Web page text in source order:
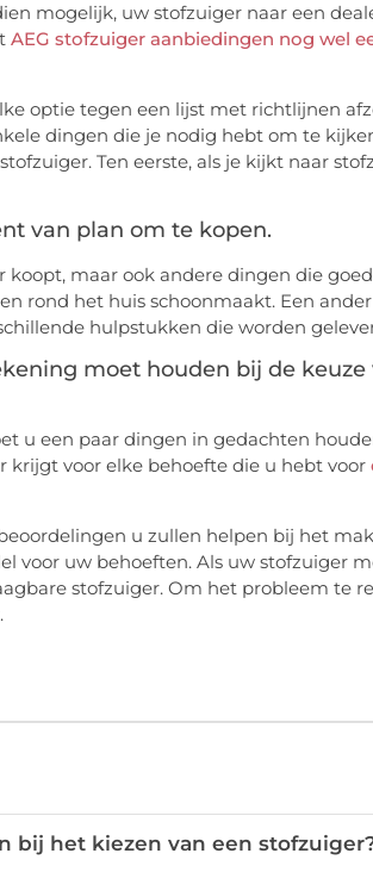
mogelijk, uw stofzuiger naar een
AEG stofzuiger aanbiedingen nog wel
optie tegen een lijst met richtlijnen
dingen die je nodig hebt om te
Ten eerste, als je kijkt naar
van plan om te kopen.
maar ook andere dingen die
rond het huis schoonmaakt. Een
hulpstukken die worden
moet houden bij de keuze
u een paar dingen in gedachten
krijgt voor elke behoefte die u hebt voor
u zullen helpen bij het
voor uw behoeften. Als uw stofzuiger
stofzuiger. Om het probleem te
bij het kiezen van een